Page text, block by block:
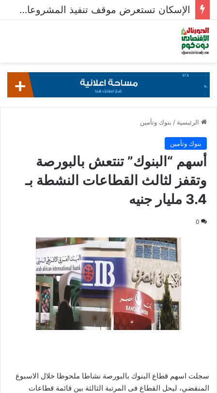
الإسكان تستعرض موقف تنفيذ المشروعات السكنية في 5 مدن جديدة
الرئيسية / بنوك وتأمين
بنوك وتأمين
أسهم “البنوك” تنتعش بالبورصة
وتقفز لثالث القطاعات النشطة بـ
3.4 مليار جنيه
0
سجلت اسهم قطاع البنوك بالبورصة نشاطا ملحوظا خلال الاسبوع
المنقضي، ليحل القطاع فى المرتبة الثالثة بين قائمة قطاعات